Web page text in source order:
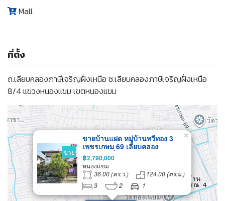
Mall
ที่ตั้ง
ถ.เลียบคลองภาษีเจริญฝั่งเหนือ ซ.เลียบคลองภาษีเจริญฝั่งเหนือ
8/4 แขวงหนองแขม เขตหนองแขม
ขาย
ขายบ้านแฝด หมู่บ้านทวีทอง 3
เพชรเกษม 69 เลียบคลอง
ภาษีเจริญฝั่งเหนือ
฿2,790,000
หนองแขม
36.00 (ตร.ว.)
124.00 (ตร.ม.)
3
2 1
×